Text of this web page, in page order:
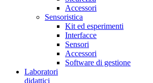
Accessori
Sensoristica
Kit ed esperimenti
Interfacce
Sensori
Accessori
Software di gestione
Laboratori
didattici